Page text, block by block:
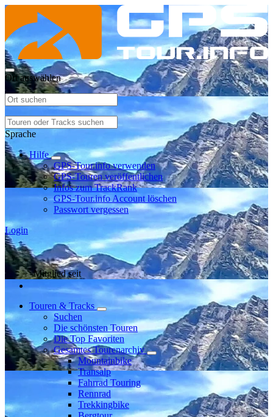
Ort auswählen
Sprache
Hilfe
GPS-Tour.info verwenden
GPS-Touren veröffentlichen
Infos zum TrackRank
GPS-Tour.info Account löschen
Passwort vergessen
Login
Mitglied seit
Touren & Tracks
Suchen
Die schönsten Touren
Die Top Favoriten
Gesamtes Tourenarchiv
Mountainbike
Transalp
Fahrrad Touring
Rennrad
Trekkingbike